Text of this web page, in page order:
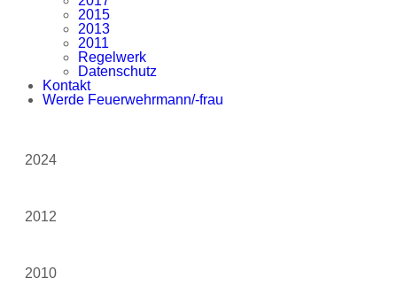
2015
2013
2011
Regelwerk
Datenschutz
Kontakt
Werde Feuerwehrmann/-frau
2024
2012
2010